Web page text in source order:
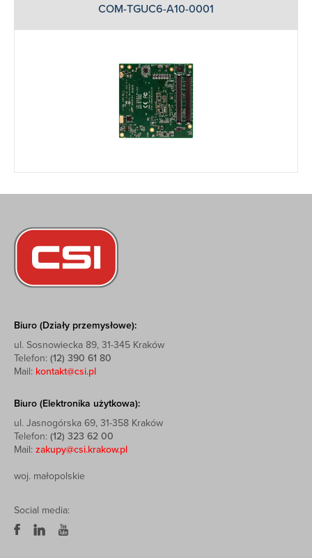
COM-TGUC6-A10-0001
Biuro (Działy przemysłowe):
ul. Sosnowiecka 89, 31-345 Kraków
Telefon: (12) 390 61 80
Mail: kontakt@csi.pl
Biuro (Elektronika użytkowa):
ul. Jasnogórska 69, 31-358 Kraków
Telefon: (12) 323 62 00
Mail: zakupy@csi.krakow.pl
woj. małopolskie
Social media: